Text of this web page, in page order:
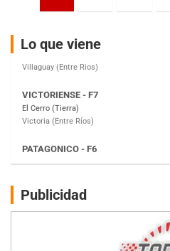
entradas
Lo que viene
El Cerro (Tierra)
Victoria (Entre Ríos)
Moto Club Reginense (Tierra)
Gral. E. Godoy (Río Negro)
Juventud Unida (Tierra)
NORESTE SANTAFESINO - F6
Ciudad de Avellaneda (Asfalto)
Avellaneda (Santa Fe)
Publicidad